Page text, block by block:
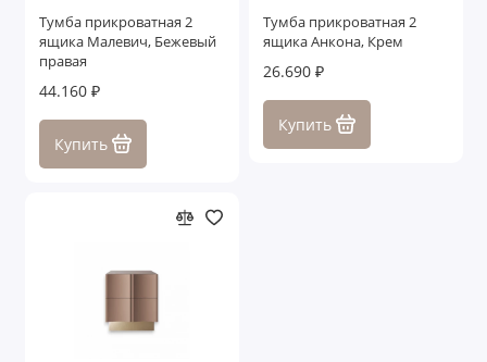
Тумба прикроватная 2
ящика Малевич, Бежевый
правая
44.160 ₽
Купить
Тумба прикроватная 2
ящика Анкона, Крем
26.690 ₽
Купить